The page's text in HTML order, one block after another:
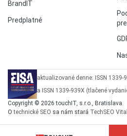
BrandIT
Predplatné
aktualizované denne: ISSN 1339-
a ISSN 1339-939X (tlačené
Copyright © 2026 touchIT, s.r.o., Bratislava.
Otechnické SEO sa nám stará TechSEO